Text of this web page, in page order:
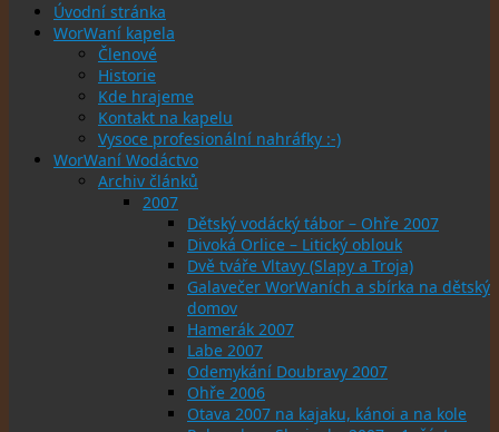
Úvodní stránka
WorWaní kapela
Členové
Historie
Kde hrajeme
Kontakt na kapelu
Vysoce profesionální nahráfky :-)
WorWaní Wodáctvo
Archiv článků
2007
Dětský vodácký tábor – Ohře 2007
Divoká Orlice – Litický oblouk
Dvě tváře Vltavy (Slapy a Troja)
Galavečer WorWaních a sbírka na dětský
domov
Hamerák 2007
Labe 2007
Odemykání Doubravy 2007
Ohře 2006
Otava 2007 na kajaku, kánoi a na kole